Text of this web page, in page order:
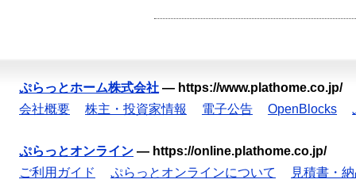
ぷらっとホーム株式会社 — https://www.plathome.co.jp/
会社概要
株主・投資家情報 電子公告 OpenBlocks
ぷらっとオンライン — https://online.plathome.co.jp/
ご利用ガイド
ぷらっとオンラインについて
見積書・